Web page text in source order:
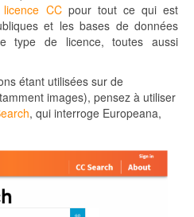
licence CC pour tout ce qui est
et les bases de données
type de licence, toutes aussi
étant utilisées sur de
images), pensez à utiliser
, qui interroge Europeana,